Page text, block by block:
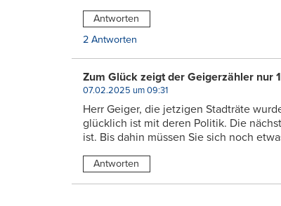
Antworten
2 Antworten
Zum Glück zeigt der Geigerzähler nur
07.02.2025 um 09:31
Herr Geiger, die jetzigen Stadträte
glücklich ist mit deren Politik. Die
ist. Bis dahin müssen Sie sich noch
Antworten